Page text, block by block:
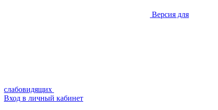
Версия для
слабовидящих
Вход в личный кабинет